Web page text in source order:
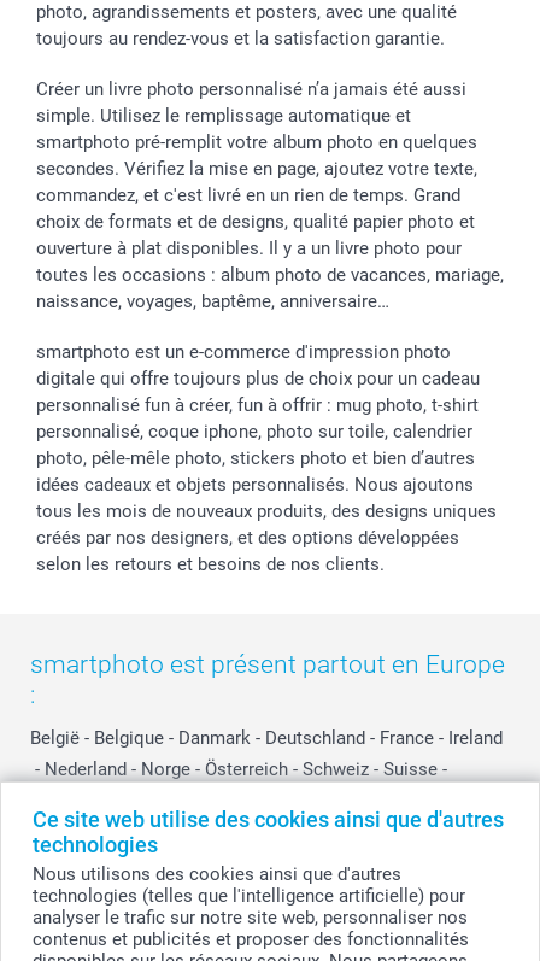
Ce site web utilise des cookies ainsi que d'autres
technologies
Nous utilisons des cookies ainsi que d'autres
technologies (telles que l'intelligence artificielle) pour
analyser le trafic sur notre site web, personnaliser nos
contenus et publicités et proposer des fonctionnalités
photo, agrandissements et posters, avec une qualité
toujours au rendez-vous et la satisfaction garantie.
Créer un livre photo personnalisé n’a jamais été aussi
simple. Utilisez le remplissage automatique et
smartphoto pré-remplit votre album photo en quelques
secondes. Vérifiez la mise en page, ajoutez votre texte,
commandez, et c'est livré en un rien de temps. Grand
choix de formats et de designs, qualité papier photo et
ouverture à plat disponibles. Il y a un livre photo pour
toutes les occasions : album photo de vacances, mariage,
naissance, voyages, baptême, anniversaire…
smartphoto est un e-commerce d'impression photo
digitale qui offre toujours plus de choix pour un cadeau
personnalisé fun à créer, fun à offrir : mug photo, t-shirt
personnalisé, coque iphone, photo sur toile, calendrier
photo, pêle-mêle photo, stickers photo et bien d’autres
idées cadeaux et objets personnalisés. Nous ajoutons
tous les mois de nouveaux produits, des designs uniques
créés par nos designers, et des options développées
selon les retours et besoins de nos clients.
smartphoto est présent partout en Europe
:
België - Belgique - Danmark - Deutschland - France - Ireland
- Nederland - Norge - Österreich - Schweiz - Suisse -
Other Countries
Tous les prix sont en EURO (€), TVA incluse et hors frais de port.